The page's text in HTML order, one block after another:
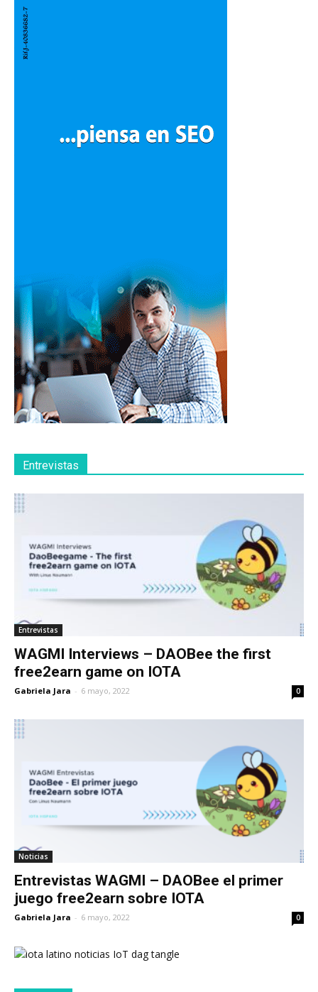
Entrevistas
Entrevistas
WAGMI Interviews – DAOBee the first
free2earn game on IOTA
Gabriela Jara - 6 mayo, 2022 0
Noticias
Entrevistas WAGMI – DAOBee el primer
juego free2earn sobre IOTA
Gabriela Jara - 6 mayo, 2022 0